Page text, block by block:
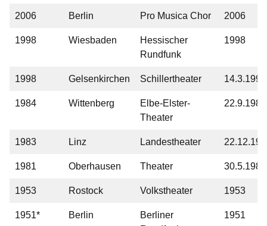
2006 Berlin Pro Musica Chor 2006
1998 Wiesbaden
Hessischer
Rundfunk
1998
1998 Gelsenkirchen Schillertheater 14.3.1998
1984 Wittenberg
Elbe-Elster-
Theater
22.9.1984
1983 Linz Landestheater
1981 Oberhausen Theater 30.5.1981
1953 Rostock Volkstheater 1953
1951* Berlin
Berliner
1951